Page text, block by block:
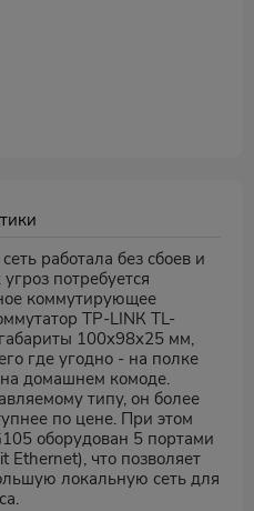
работала без сбоев и
потребуется
коммутирующее
ТР-LINК ТL-
100x98x25 мм,
где угодно - на полке
домашнем комоде.
типу, он более
по цене. При этом
оборудован 5 портами
что позволяет
локальную сеть для